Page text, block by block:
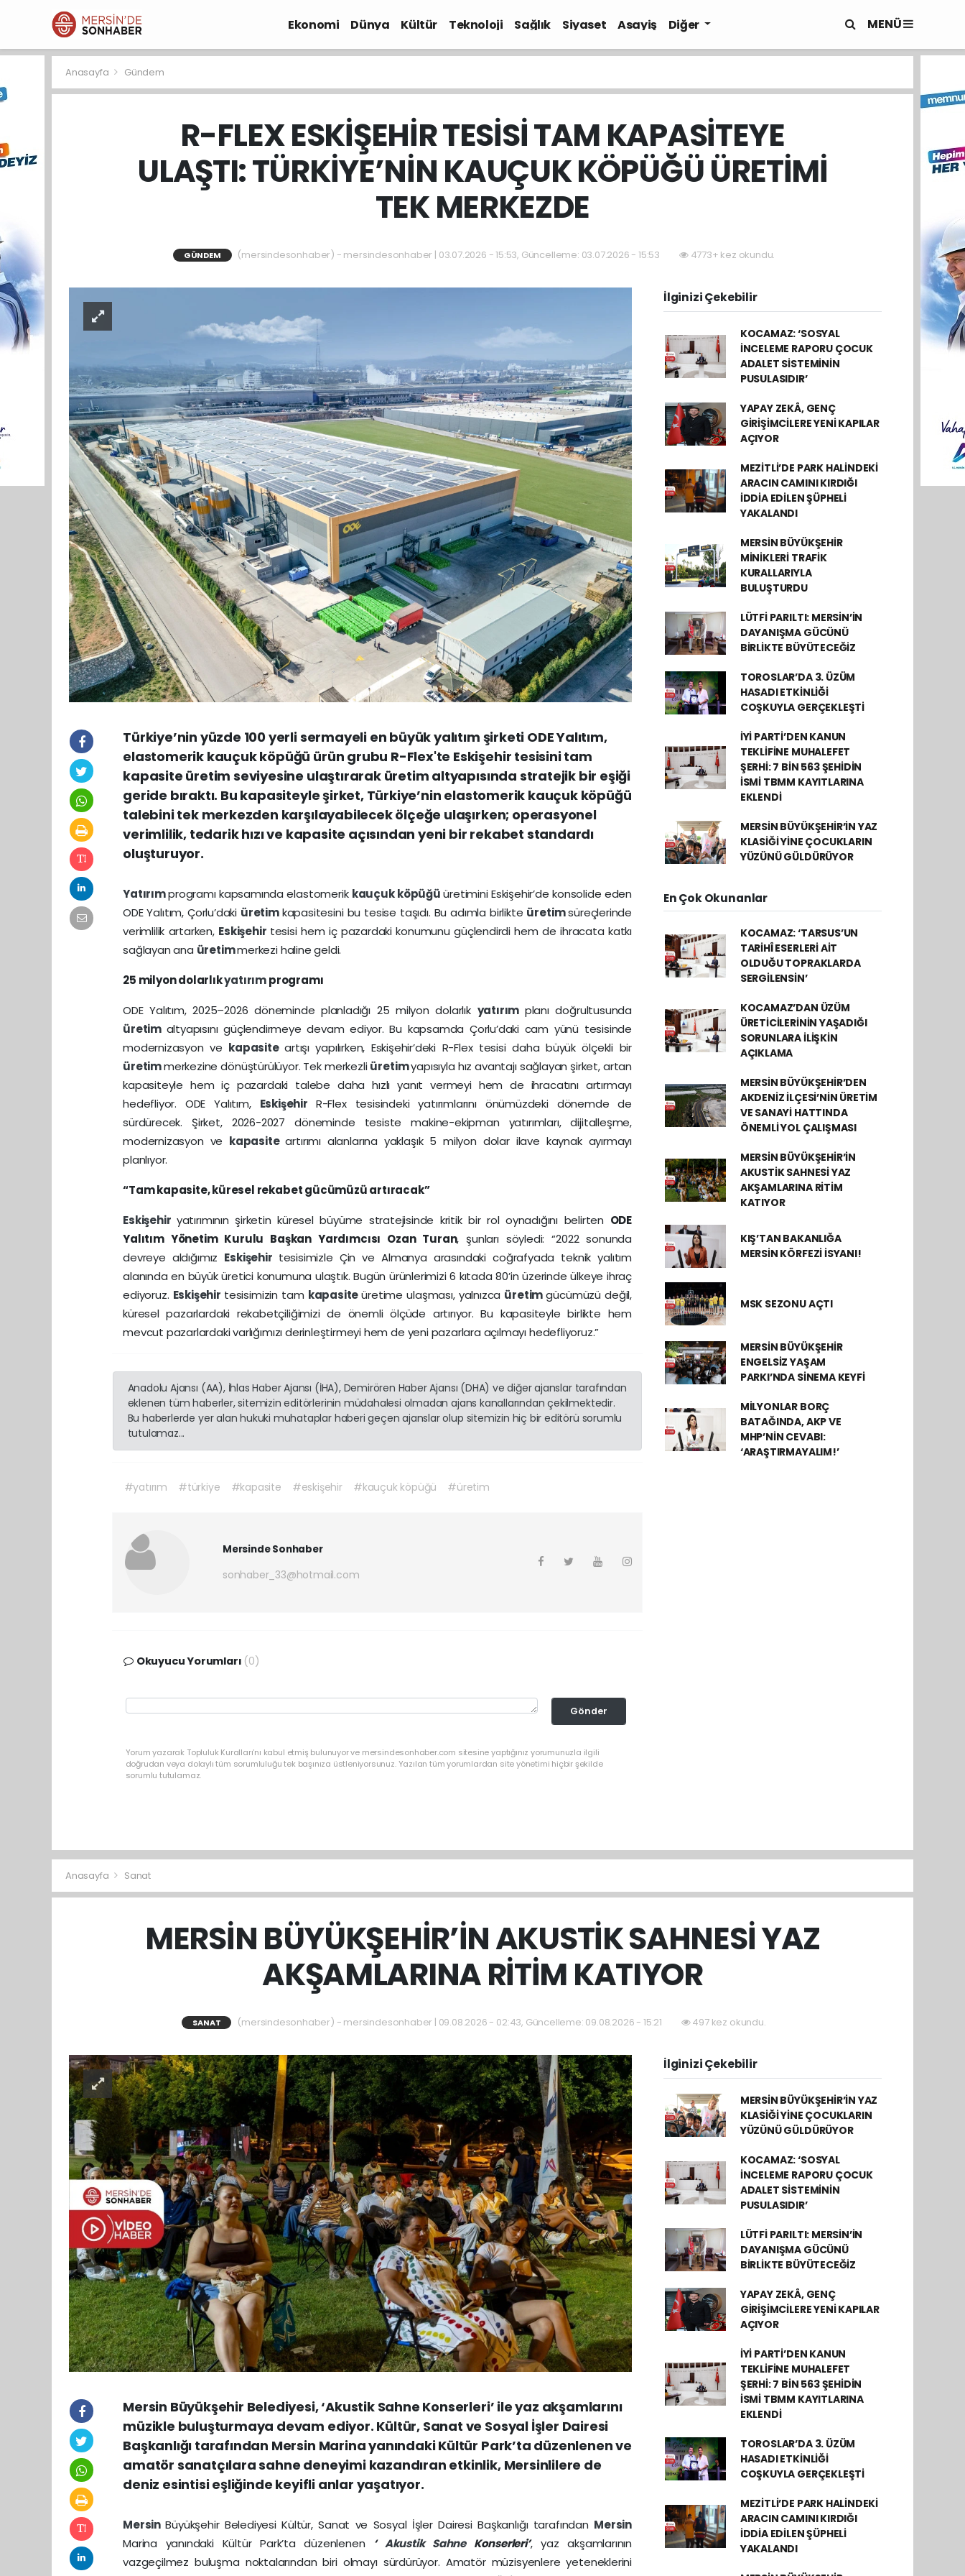
Ekonomi Dünya Kültür Teknoloji Sağlık Siyaset Asayiş Diğer MENÜ
Anasayfa Gündem
R-FLEX ESKİŞEHİR TESİSİ TAM KAPASİTEYE
ULAŞTI: TÜRKİYE’NİN KAUÇUK KÖPÜĞÜ ÜRETİMİ
TEK MERKEZDE
GÜNDEM (mersindesonhaber) - mersindesonhaber | 03.07.2026 - 15:53, Güncelleme: 03.07.2026 - 15:53 4773+ kez okundu.
Türkiye’nin yüzde 100 yerli sermayeli en büyük yalıtım şirketi ODE Yalıtım,
elastomerik kauçuk köpüğü ürün grubu R-Flex'te Eskişehir tesisini tam
kapasite üretim seviyesine ulaştırarak üretim altyapısında stratejik bir eşiği
geride bıraktı. Bu kapasiteyle şirket, Türkiye’nin elastomerik kauçuk köpüğü
talebini tek merkezden karşılayabilecek ölçeğe ulaşırken; operasyonel
verimlilik, tedarik hızı ve kapasite açısından yeni bir rekabet standardı
oluşturuyor.
Yatırımprogramı kapsamında elastomerik kauçuk köpüğüüretimini Eskişehir’de konsolide eden
ODE Yalıtım, Çorlu’daki üretimkapasitesini bu tesise taşıdı. Bu adımla birlikte üretimsüreçlerinde
verimlilik artarken, Eskişehir tesisi hem iç pazardaki konumunu güçlendirdi hem de ihracata katkı
sağlayan ana üretimmerkezi haline geldi.
25 milyon dolarlıkyatırımprogramı
ODE Yalıtım, 2025–2026 döneminde planladığı 25 milyon dolarlık yatırım planı doğrultusunda
üretim altyapısını güçlendirmeye devam ediyor. Bu kapsamda Çorlu’daki cam yünü tesisinde
modernizasyon ve kapasiteartışı yapılırken, Eskişehir’deki R-Flex tesisi daha büyük ölçekli bir
üretimmerkezine dönüştürülüyor. Tek merkezliüretimyapısıyla hız avantajı sağlayan şirket, artan
kapasiteyle hem iç pazardaki talebe daha hızlı yanıt vermeyi hem de ihracatını artırmayı
hedefliyor. ODE Yalıtım, Eskişehir R-Flex tesisindeki yatırımlarını önümüzdeki dönemde de
sürdürecek. Şirket, 2026-2027 döneminde tesiste makine-ekipman yatırımları, dijitalleşme,
modernizasyon ve kapasiteartırımı alanlarına yaklaşık 5 milyon dolar ilave kaynak ayırmayı
planlıyor.
“Tam kapasite, küresel rekabet gücümüzü artıracak”
Eskişehir yatırımının şirketin küresel büyüme stratejisinde kritik bir rol oynadığını belirten ODE
Yalıtım Yönetim Kurulu Başkan Yardımcısı Ozan Turan, şunları söyledi: “2022 sonunda
devreye aldığımız Eskişehir tesisimizle Çin ve Almanya arasındaki coğrafyada teknik yalıtım
alanında en büyük üretici konumuna ulaştık. Bugün ürünlerimizi 6 kıtada 80’in üzerinde ülkeye ihraç
ediyoruz. Eskişehir tesisimizin tam kapasiteüretime ulaşması, yalnızca üretimgücümüzü değil,
küresel pazarlardaki rekabetçiliğimizi de önemli ölçüde artırıyor. Bu kapasiteyle birlikte hem
mevcut pazarlardaki varlığımızı derinleştirmeyi hem de yeni pazarlara açılmayı hedefliyoruz.”
Anadolu Ajansı (AA), İhlas Haber Ajansı (İHA), Demirören Haber Ajansı (DHA) ve diğer ajanslar tarafından
eklenen tüm haberler, sitemizin editörlerinin müdahalesi olmadan ajans kanallarından çekilmektedir.
Bu haberlerde yer alan hukuki muhataplar haberi geçen ajanslar olup sitemizin hiç bir editörü sorumlu
tutulamaz...
#yatırım #türkiye #kapasite #eskişehir #kauçuk köpüğü #üretim
Mersinde Sonhaber
sonhaber_33@hotmail.com
Okuyucu Yorumları (0)
Gönder
Yorum yazarak Topluluk Kuralları’nı kabul etmiş bulunuyor ve mersindesonhaber.com sitesine yaptığınız yorumunuzla ilgili
doğrudan veya dolaylı tüm sorumluluğu tek başınıza üstleniyorsunuz. Yazılan tüm yorumlardan site yönetimi hiçbir şekilde
sorumlu tutulamaz.
İlginizi Çekebilir
KOCAMAZ: ‘SOSYAL
İNCELEME RAPORU ÇOCUK
ADALET SİSTEMİNİN
PUSULASIDIR’
YAPAY ZEKÂ, GENÇ
GİRİŞİMCİLERE YENİ KAPILAR
AÇIYOR
MEZİTLİ’DE PARK HALİNDEKİ
ARACIN CAMINI KIRDIĞI
İDDİA EDİLEN ŞÜPHELİ
YAKALANDI
MERSİN BÜYÜKŞEHİR
MİNİKLERİ TRAFİK
KURALLARIYLA
BULUŞTURDU
LÜTFİ PARILTI: MERSİN’İN
DAYANIŞMA GÜCÜNÜ
BİRLİKTE BÜYÜTECEĞİZ
TOROSLAR’DA 3. ÜZÜM
HASADI ETKİNLİĞİ
COŞKUYLA GERÇEKLEŞTİ
İYİ PARTİ’DEN KANUN
TEKLİFİNE MUHALEFET
ŞERHİ: 7 BİN 563 ŞEHİDİN
İSMİ TBMM KAYITLARINA
EKLENDİ
MERSİN BÜYÜKŞEHİR’İN YAZ
KLASİĞİ YİNE ÇOCUKLARIN
YÜZÜNÜ GÜLDÜRÜYOR
En Çok Okunanlar
KOCAMAZ: ‘TARSUS’UN
TARİHÎ ESERLERİ AİT
OLDUĞU TOPRAKLARDA
SERGİLENSİN’
KOCAMAZ’DAN ÜZÜM
ÜRETİCİLERİNİN YAŞADIĞI
SORUNLARA İLİŞKİN
AÇIKLAMA
MERSİN BÜYÜKŞEHİR’DEN
AKDENİZ İLÇESİ’NİN ÜRETİM
VE SANAYİ HATTINDA
ÖNEMLİ YOL ÇALIŞMASI
MERSİN BÜYÜKŞEHİR’İN
AKUSTİK SAHNESİ YAZ
AKŞAMLARINA RİTİM
KATIYOR
KIŞ’TAN BAKANLIĞA
MERSİN KÖRFEZİ İSYANI!
MSK SEZONU AÇTI
MERSİN BÜYÜKŞEHİR
ENGELSİZ YAŞAM
PARKI’NDA SİNEMA KEYFİ
MİLYONLAR BORÇ
BATAĞINDA, AKP VE
MHP’NİN CEVABI:
‘ARAŞTIRMAYALIM!’
Anasayfa Sanat
MERSİN BÜYÜKŞEHİR’İN AKUSTİK SAHNESİ YAZ
AKŞAMLARINA RİTİM KATIYOR
SANAT (mersindesonhaber) - mersindesonhaber | 09.08.2026 - 02:43, Güncelleme: 09.08.2026 - 15:21 497 kez okundu.
Mersin Büyükşehir Belediyesi, ‘Akustik Sahne Konserleri’ ile yaz akşamlarını
müzikle buluşturmaya devam ediyor. Kültür, Sanat ve Sosyal İşler Dairesi
Başkanlığı tarafından Mersin Marina yanındaki Kültür Park’ta düzenlenen ve
amatör sanatçılara sahne deneyimi kazandıran etkinlik, Mersinlilere de
deniz esintisi eşliğinde keyifli anlar yaşatıyor.
MersinBüyükşehir Belediyesi Kültür, Sanat ve Sosyal İşler Dairesi Başkanlığı tarafından Mersin
Marina yanındaki Kültür Park’ta düzenlenen ‘ Akustik Sahne Konserleri’, yaz akşamlarının
vazgeçilmez buluşma noktalarından biri olmayı sürdürüyor. Amatör müzisyenlere yeteneklerini
İlginizi Çekebilir
MERSİN BÜYÜKŞEHİR’İN YAZ
KLASİĞİ YİNE ÇOCUKLARIN
YÜZÜNÜ GÜLDÜRÜYOR
KOCAMAZ: ‘SOSYAL
İNCELEME RAPORU ÇOCUK
ADALET SİSTEMİNİN
PUSULASIDIR’
LÜTFİ PARILTI: MERSİN’İN
DAYANIŞMA GÜCÜNÜ
BİRLİKTE BÜYÜTECEĞİZ
YAPAY ZEKÂ, GENÇ
GİRİŞİMCİLERE YENİ KAPILAR
AÇIYOR
İYİ PARTİ’DEN KANUN
TEKLİFİNE MUHALEFET
ŞERHİ: 7 BİN 563 ŞEHİDİN
İSMİ TBMM KAYITLARINA
EKLENDİ
TOROSLAR’DA 3. ÜZÜM
HASADI ETKİNLİĞİ
COŞKUYLA GERÇEKLEŞTİ
MEZİTLİ’DE PARK HALİNDEKİ
ARACIN CAMINI KIRDIĞI
İDDİA EDİLEN ŞÜPHELİ
YAKALANDI